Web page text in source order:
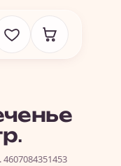
4607084351453